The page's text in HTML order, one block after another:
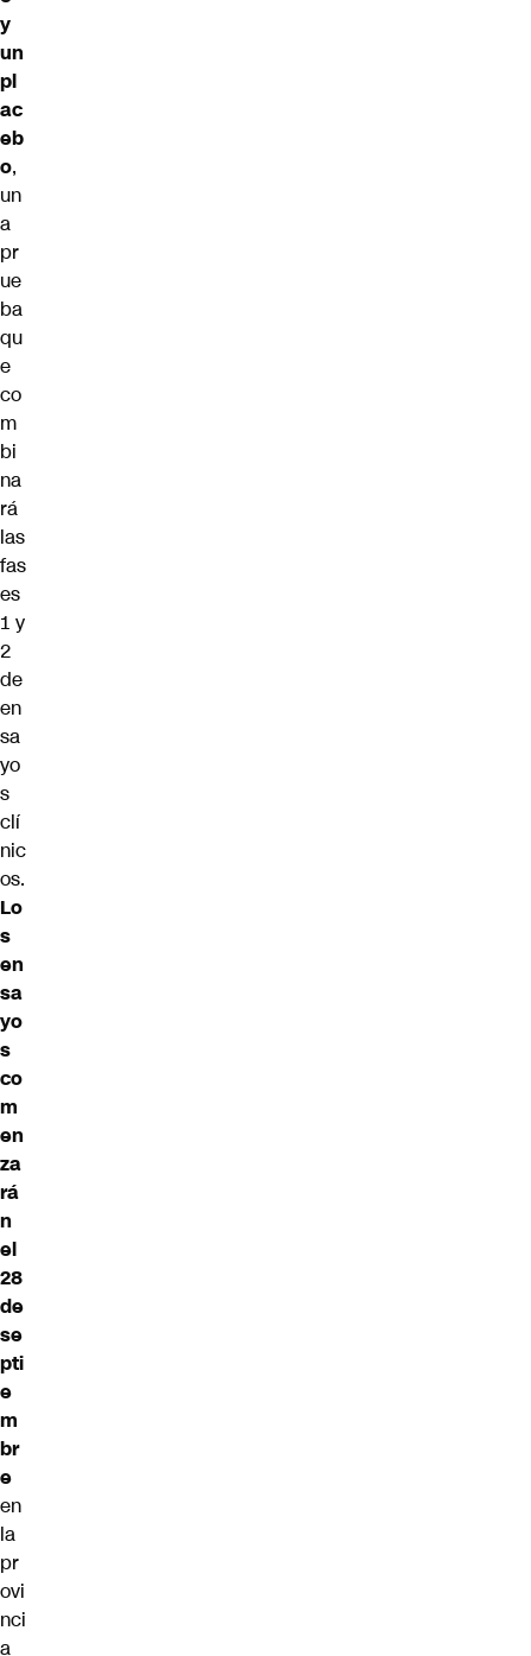
y
un
pl
ac
eb
o,
un
a
pr
ue
ba
qu
e
co
m
bi
na
rá
las
fas
es
1 y
2
de
en
sa
yo
s
clí
nic
os.
Lo
s
en
sa
yo
s
co
m
en
za
rá
n
el
28
de
se
pti
e
m
br
e
en
la
pr
ovi
nci
a